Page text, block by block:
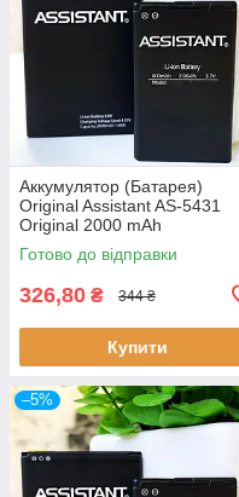
Аккумулятор (Батарея)
Original Assistant AS-5431
Original 2000 mAh
Готово до відправки
326,80 ₴ 344 ₴
Купити
–5%